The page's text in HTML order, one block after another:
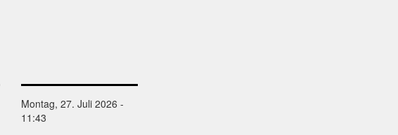
Montag, 27. Juli 2026 -
11:43